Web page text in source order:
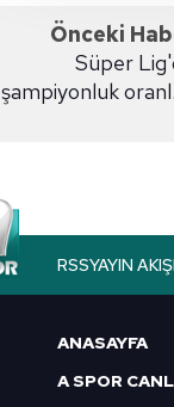
reklam/
Çerezlere
Önceki
Süper
şampiyonluk
RSSYAYIN AKIŞI
ANASAYFA
A SPOR